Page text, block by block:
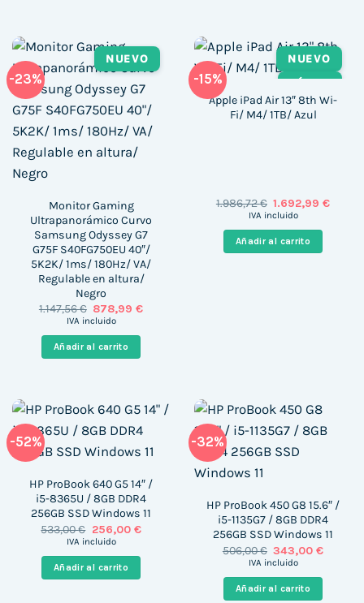
-23%
NUEVO
Monitor Gaming
Ultrapanorámico Curvo
Samsung Odyssey G7
G75F S40FG750EU 40″/
5K2K/ 1ms/ 180Hz/ VA/
Regulable en altura/
Negro
1.147,56€ El
precio
era:
1.147,56 €.
878,99€El
IVA incluido
Añadir al carrito
-15%
NUEVO
Apple iPad Air 13″ 8th Wi-
Fi/ M4/ 1TB/ Azul
1.986,72€ El
precio
era:
1.986,72 €.
1.692,99€El
IVA incluido
Añadir al carrito
-52%
HP ProBook 640 G5 14″ /
i5-8365U / 8GB DDR4
256GB SSD Windows 11
533,00€ El
precio
era:
533,00 €.
256,00 €El
es:
256,00 €.
IVA incluido
Añadir al carrito
-32%
HP ProBook 450 G8 15.6″ /
i5-1135G7 / 8GB DDR4
256GB SSD Windows 11
506,00€ El
precio
era:
506,00 €.
343,00€El
IVA incluido
Añadir al carrito